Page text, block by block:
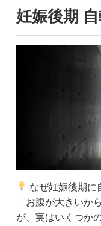
妊娠後期
なぜ妊娠後期に
「お腹が大きいか
が、実はいくつか